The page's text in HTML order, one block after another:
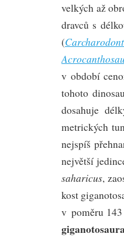
velkých až
dravců s
(
v období
tohoto
dosahuje
metrických
nejspíš
největší
saharicus,
kost
v poměru